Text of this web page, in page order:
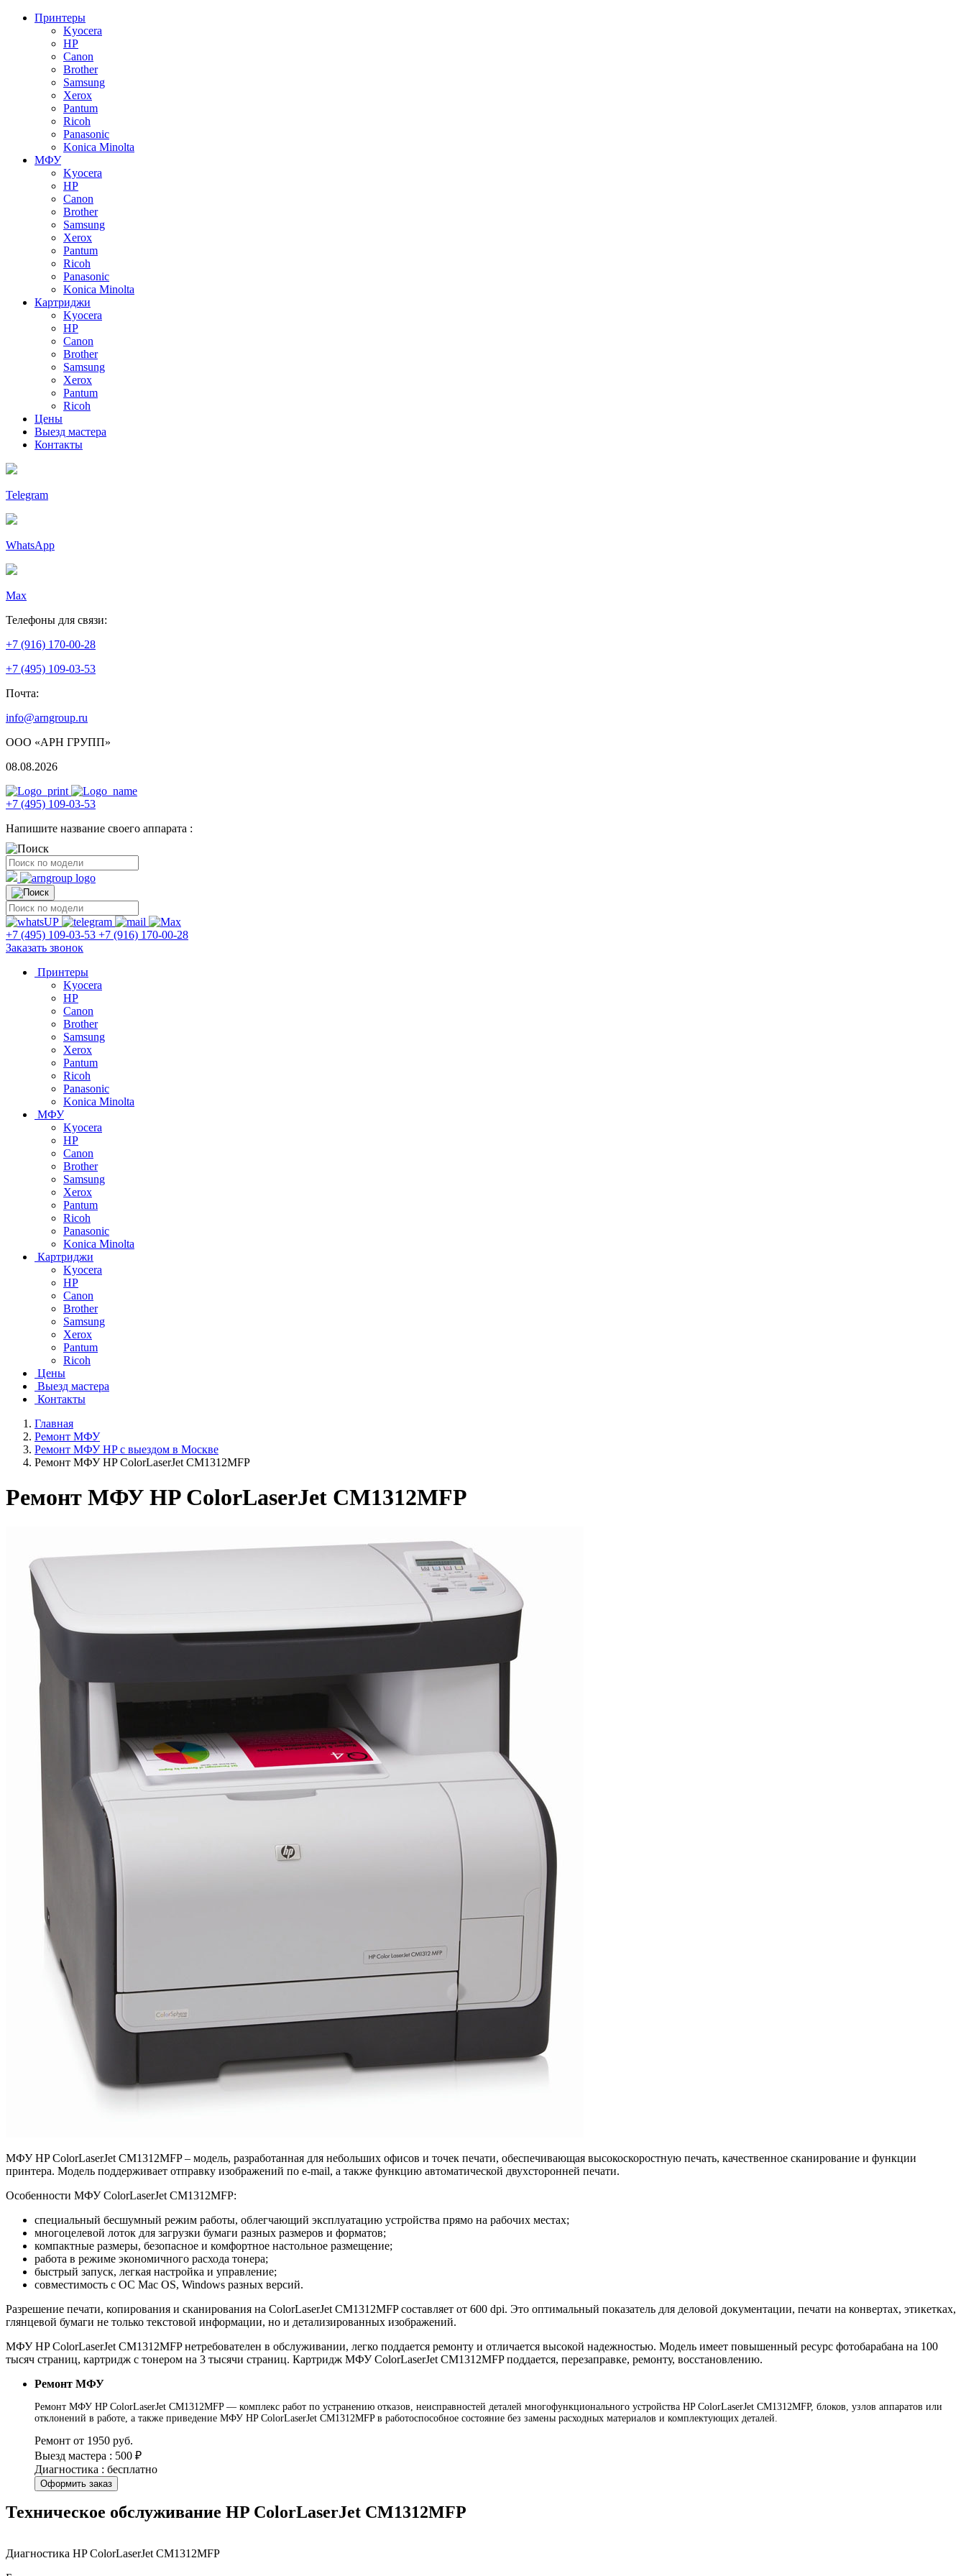
Принтеры
Kyocera
HP
Canon
Brother
Samsung
Xerox
Pantum
Ricoh
Panasonic
Konica Minolta
МФУ
Kyocera
HP
Canon
Brother
Samsung
Xerox
Pantum
Ricoh
Panasonic
Konica Minolta
Картриджи
Kyocera
HP
Canon
Brother
Samsung
Xerox
Pantum
Ricoh
Цены
Выезд мастера
Контакты
Telegram
WhatsApp
Max
Телефоны для связи:
+7 (916) 170-00-28
+7 (495) 109-03-53
Почта:
info@arngroup.ru
ООО «АРН ГРУПП»
08.08.2026
+7 (495) 109-03-53
Напишите название своего аппарата :
+7 (495) 109-03-53 +7 (916) 170-00-28
Заказать звонок
Принтеры
Kyocera
HP
Canon
Brother
Samsung
Xerox
Pantum
Ricoh
Panasonic
Konica Minolta
МФУ
Kyocera
HP
Canon
Brother
Samsung
Xerox
Pantum
Ricoh
Panasonic
Konica Minolta
Картриджи
Kyocera
HP
Canon
Brother
Samsung
Xerox
Pantum
Ricoh
Цены
Выезд мастера
Контакты
Главная
Ремонт МФУ
Ремонт МФУ HP с выездом в Москве
Ремонт МФУ HP ColorLaserJet CM1312MFP
Ремонт МФУ HP ColorLaserJet CM1312MFP
МФУ HP ColorLaserJet CM1312MFP – модель, разработанная для небольших офисов и точек печати, обеспечивающая высокоскоростную печать, качественное сканирование и функции
принтера. Модель поддерживает отправку изображений по e-mail, а также функцию автоматической двухсторонней печати.
Особенности МФУ ColorLaserJet CM1312MFP:
специальный бесшумный режим работы, облегчающий эксплуатацию устройства прямо на рабочих местах;
многоцелевой лоток для загрузки бумаги разных размеров и форматов;
компактные размеры, безопасное и комфортное настольное размещение;
работа в режиме экономичного расхода тонера;
быстрый запуск, легкая настройка и управление;
совместимость с ОС Mac OS, Windows разных версий.
Разрешение печати, копирования и сканирования на ColorLaserJet CM1312MFP составляет от 600 dpi. Это оптимальный показатель для деловой документации, печати на конвертах, этикетках,
глянцевой бумаги не только текстовой информации, но и детализированных изображений.
МФУ HP ColorLaserJet CM1312MFP нетребователен в обслуживании, легко поддается ремонту и отличается высокой надежностью. Модель имеет повышенный ресурс фотобарабана на 100
тысяч страниц, картридж с тонером на 3 тысячи страниц. Картридж МФУ ColorLaserJet CM1312MFP поддается, перезаправке, ремонту, восстановлению.
Ремонт МФУ
Ремонт МФУ HP ColorLaserJet CM1312MFP — комплекс работ по устранению отказов, неисправностей деталей многофункционального устройства HP ColorLaserJet CM1312MFP, блоков, узлов аппаратов или
отклонений в работе, а также приведение МФУ HP ColorLaserJet CM1312MFP в работоспособное состояние без замены расходных материалов и комплектующих деталей.
Ремонт от 1950 руб.
Выезд мастера : 500 ₽
Диагностика : бесплатно
Оформить заказ
Техническое обслуживание HP ColorLaserJet CM1312MFP
Диагностика HP ColorLaserJet CM1312MFP